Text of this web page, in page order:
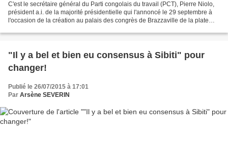
C'est le secrétaire général du Parti congolais du travail (PCT), Pierre Niolo,
président a.i. de la majorité présidentielle qui l'annoncé le 29 septembre à
l'occasion de la création au palais des congrès de Brazzaville de la plate
"Il y a bel et bien eu consensus à Sibiti" pour
changer!
Publié le 26/07/2015 à 17:01
Par Arsène SEVERIN